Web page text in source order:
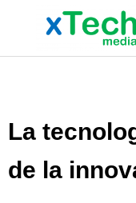
La
de la